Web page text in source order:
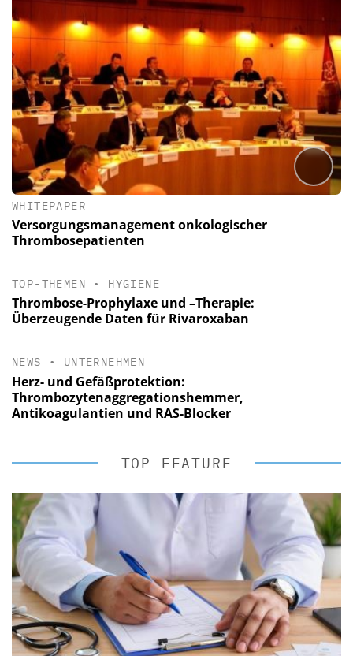
WHITEPAPER
Versorgungsmanagement onkologischer
Thrombosepatienten
TOP-THEMEN • HYGIENE
Thrombose-Prophylaxe und –Therapie:
Überzeugende Daten für Rivaroxaban
NEWS • UNTERNEHMEN
Herz- und Gefäßprotektion:
Thrombozytenaggregationshemmer,
Antikoagulantien und RAS-Blocker
TOP-FEATURE